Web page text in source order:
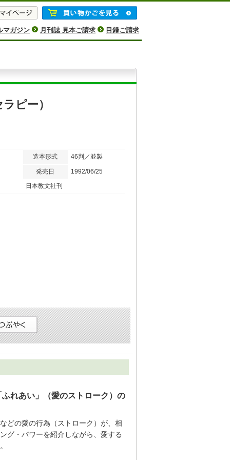
マガジン 月刊誌 見本ご請求 目録ご請求
ピー）
造本形式 46判／並製
発売日
1992/06/25
日本教文社刊
れあい」（愛のストローク）の
どの愛の行為（ストローク）が、相
グ・パワーを紹介しながら、愛する